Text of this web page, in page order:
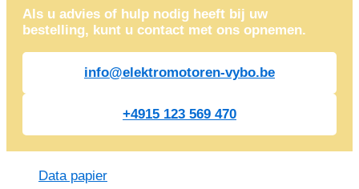
Als u advies of hulp nodig heeft bij uw
bestelling, kunt u contact met ons opnemen.
info@elektromotoren-vybo.be
+4915 123 569 470
Data papier